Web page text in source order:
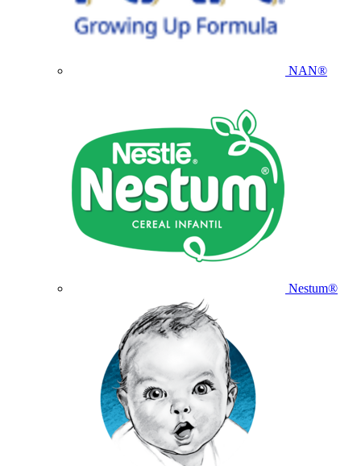
NAN®
Nestum®